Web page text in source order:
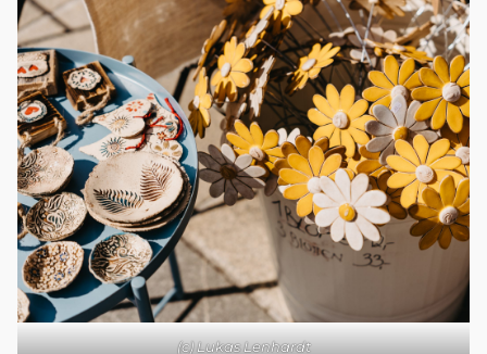
(c) Lukas Lenhardt